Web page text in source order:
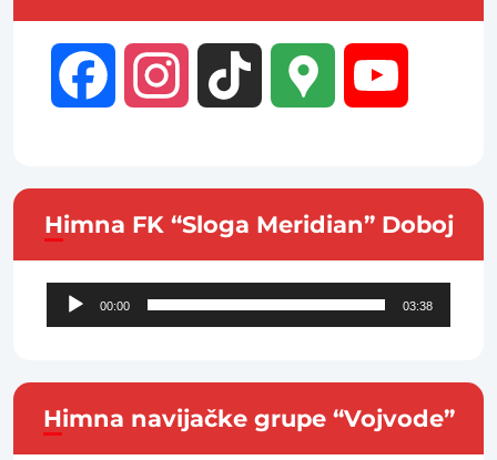
Facebook Instagram TikTok Google
Himna FK “Sloga Meridian” Doboj
Audio
Player
00:00 03:38
Himna navijačke grupe “Vojvode”